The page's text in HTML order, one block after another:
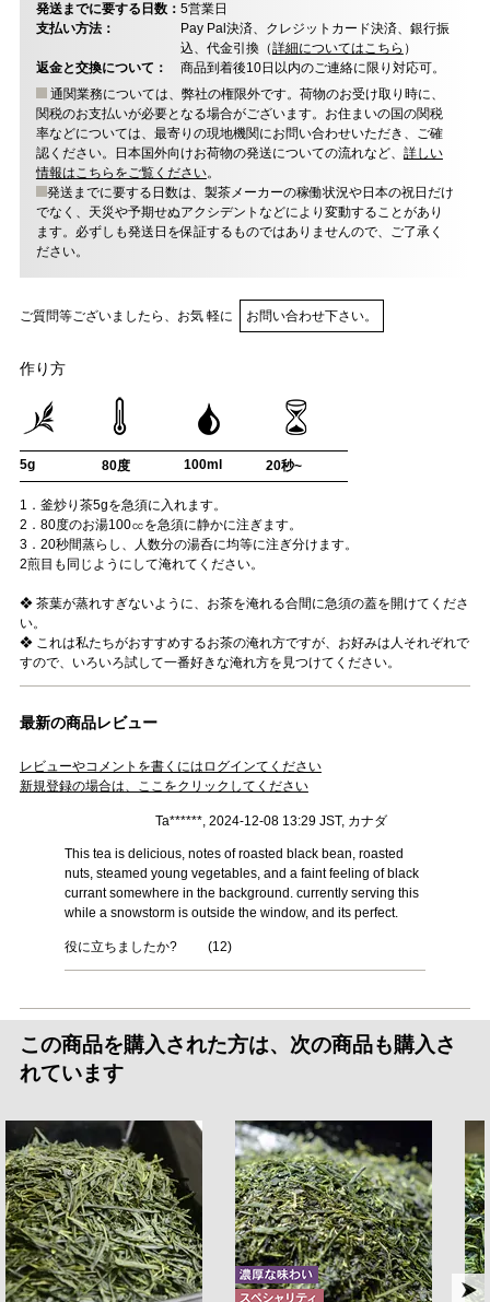
発送までに要する日数： 5営業日
支払い方法：
Pay Pal決済、クレジットカード決済、銀行振
込、代金引換（詳細についてはこちら ）
返金と交換について：
商品到着後10日以内のご連絡に限り対応可。
通関業務については、弊社の権限外です。荷物のお受け取り時に、
関税のお支払いが必要となる場合がございます。お住まいの国の関税
率などについては、最寄りの現地機関にお問い合わせいただき、ご確
認ください。日本国外向けお荷物の発送についての流れなど、 詳しい
情報はこちらをご覧ください。
発送までに要する日数は、製茶メーカーの稼働状況や日本の祝日だけ
でなく、天災や予期せぬアクシデントなどにより変動することがあり
ます。必ずしも発送日を保証するものではありませんので、ご了承く
ださい。
ご質問等ございましたら、お気 軽に お問い合わせ下さい。
作り方
5g 80度 100ml 20秒~
1．釜炒り茶5gを急須に入れます。
2．80度のお湯100㏄を急須に静かに注ぎます。
3．20秒間蒸らし、人数分の湯呑に均等に注ぎ分けます。
2煎目も同じようにして淹れてください。
❖ 茶葉が蒸れすぎないように、お茶を淹れる合間に急須の蓋を開けてくださ
い。
❖ これは私たちがおすすめするお茶の淹れ方ですが、お好みは人それぞれで
すので、いろいろ試して一番好きな淹れ方を見つけてください。
最新の商品レビュー
レビューやコメントを書くにはログインてください
新規登録の場合は、ここをクリックしてください
Ta******, 2024-12-08 13:29 JST, カナダ
This tea is delicious, notes of roasted black bean, roasted
nuts, steamed young vegetables, and a faint feeling of black
currant somewhere in the background. currently serving this
while a snowstorm is outside the window, and its perfect.
役に立ちましたか? (12)
この商品を購入された方は、次の商品も購入さ
れています